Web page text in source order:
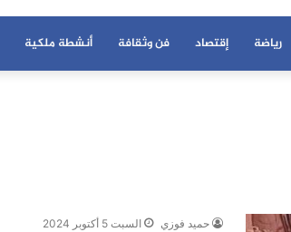
رياضة إقتصاد فن وثقافة أنشطة ملكية
حميد فوزي السبت 5 أكتوبر 2024